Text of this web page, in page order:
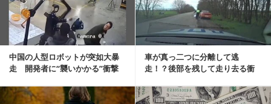
中国の人型ロボットが突如大暴
走 開発者に“襲いかかる”衝撃
車が真っ二つに分離して逃
走！？後部を残して走り去る衝
記事を読む